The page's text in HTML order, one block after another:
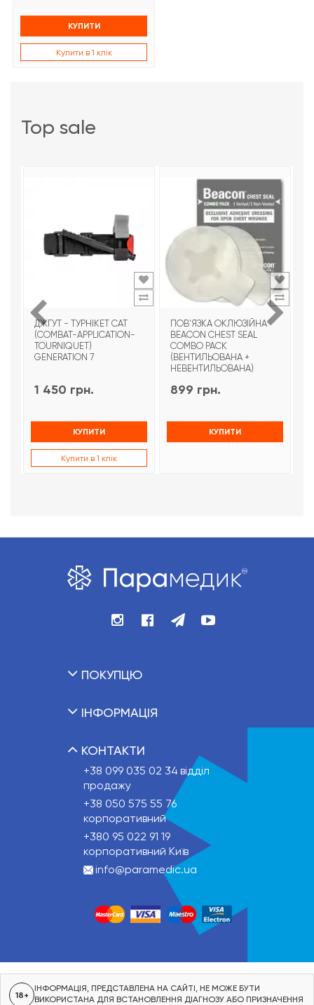
КУПИТИ
Купити в 1 клік
top sale
ДЖГУТ - ТУРНІКЕТ CAT
(COMBAT-APPLICATION-
TOURNIQUET)
GENERATION 7
1 450 грн.
КУПИТИ
Купити в 1 клік
ПОВ'ЯЗКА ОКЛЮЗІЙНА
BEACON CHEST SEAL
COMBO PACK
(ВЕНТИЛЬОВАНА +
НЕВЕНТИЛЬОВАНА)
899 грн.
КУПИТИ
ПОКУПЦЮ
ІНФОРМАЦІЯ
КОНТАКТИ
+38 099 035 02 34 відділ
продажу
+38 050 575 55 76
корпоративний
+380 95 022 91 19
корпоративний Київ
info@paramedic.ua
18+
ІНФОРМАЦІЯ, ПРЕДСТАВЛЕНА НА САЙТІ, НЕ МОЖЕ БУТИ
ВИКОРИСТАНА ДЛЯ ВСТАНОВЛЕННЯ ДІАГНОЗУ АБО ПРИЗНАЧЕННЯ